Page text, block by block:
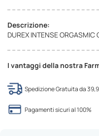
Descrizione:
DUREX INTENSE ORGASMIC
I vantaggi della nostra
Spedizione Gratuita da
Pagamenti sicuri al 100%